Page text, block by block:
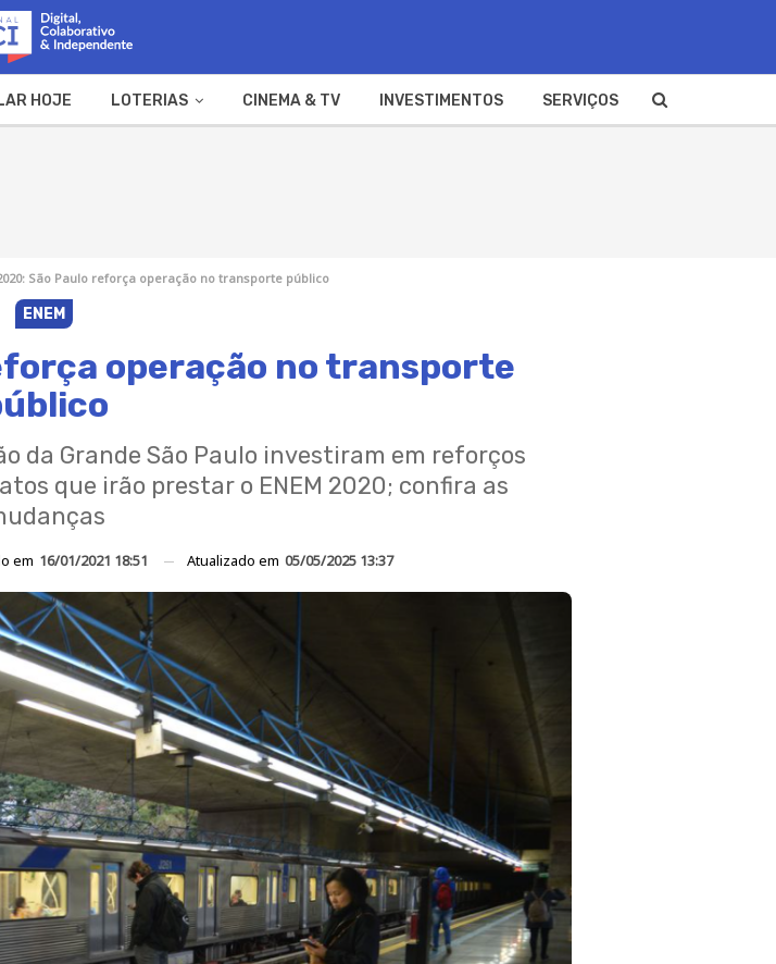
HOJE LOTERIAS CINEMA & TV INVESTIMENTOS SERVIÇOS
São Paulo reforça operação no transporte público
ENEM
operação no transporte
da Grande São Paulo investiram em reforços
que irão prestar o ENEM 2020; confira as
em 16/01/2021 18:51 Atualizado em 05/05/2025 13:37